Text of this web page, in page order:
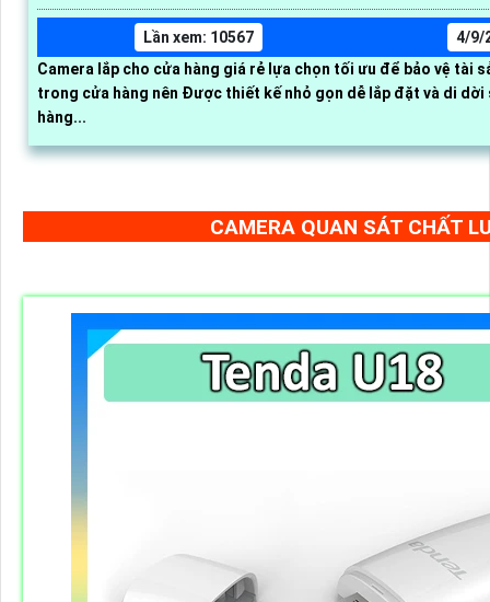
Lần xem: 10567
4/9/
Camera lắp cho cửa hàng giá rẻ lựa chọn tối ưu để bảo vệ tài
trong cửa hàng nên Được thiết kế nhỏ gọn dễ lắp đặt và di dời
hàng...
CAMERA QUAN SÁT CHẤT